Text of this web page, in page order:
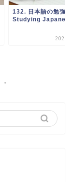
132. 日本語の勉強
Studying
2021-